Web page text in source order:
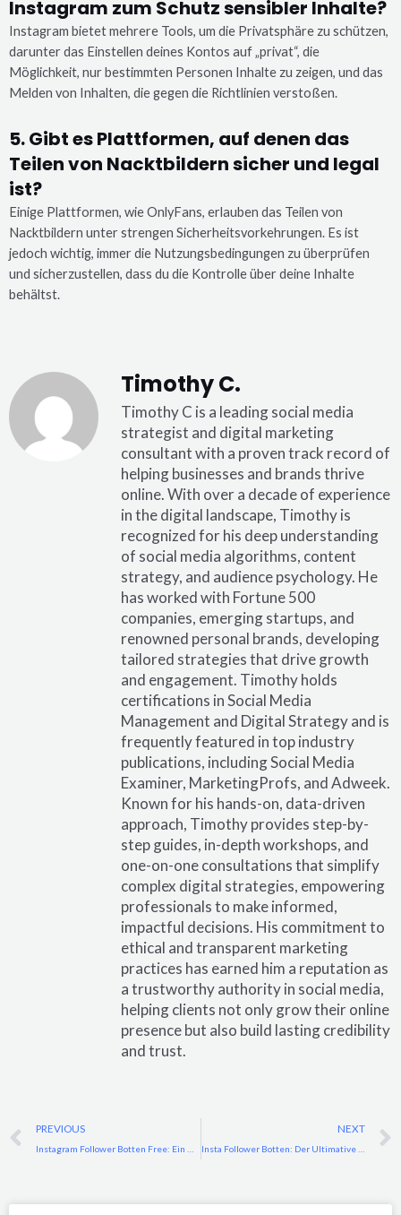
Instagram zum Schutz sensibler Inhalte?
Instagram bietet mehrere Tools, um die Privatsphäre zu schützen,
darunter das Einstellen deines Kontos auf „privat“, die
Möglichkeit, nur bestimmten Personen Inhalte zu zeigen, und das
Melden von Inhalten, die gegen die Richtlinien verstoßen.
5. Gibt es Plattformen, auf denen das
Teilen von Nacktbildern sicher und legal
ist?
Einige Plattformen, wie OnlyFans, erlauben das Teilen von
Nacktbildern unter strengen Sicherheitsvorkehrungen. Es ist
jedoch wichtig, immer die Nutzungsbedingungen zu überprüfen
und sicherzustellen, dass du die Kontrolle über deine Inhalte
behältst.
Timothy C.
Timothy C is a leading social media
strategist and digital marketing
consultant with a proven track record of
helping businesses and brands thrive
online. With over a decade of experience
in the digital landscape, Timothy is
recognized for his deep understanding
of social media algorithms, content
strategy, and audience psychology. He
has worked with Fortune 500
companies, emerging startups, and
renowned personal brands, developing
tailored strategies that drive growth
and engagement. Timothy holds
certifications in Social Media
Management and Digital Strategy and is
frequently featured in top industry
publications, including Social Media
Examiner, MarketingProfs, and Adweek.
Known for his hands-on, data-driven
approach, Timothy provides step-by-
step guides, in-depth workshops, and
one-on-one consultations that simplify
complex digital strategies, empowering
professionals to make informed,
impactful decisions. His commitment to
ethical and transparent marketing
practices has earned him a reputation as
a trustworthy authority in social media,
helping clients not only grow their online
presence but also build lasting credibility
and trust.
Prev
PREVIOUS NEXT